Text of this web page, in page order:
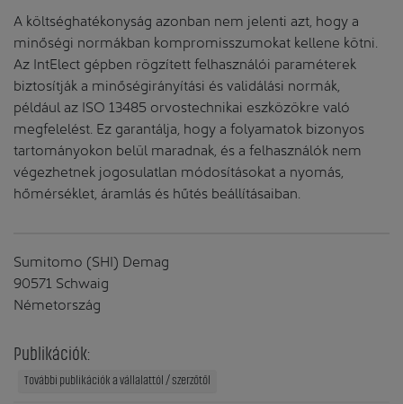
A költséghatékonyság azonban nem jelenti azt, hogy a
minőségi normákban kompromisszumokat kellene kötni.
Az IntElect gépben rögzített felhasználói paraméterek
biztosítják a minőségirányítási és validálási normák,
például az ISO 13485 orvostechnikai eszközökre való
megfelelést. Ez garantálja, hogy a folyamatok bizonyos
tartományokon belül maradnak, és a felhasználók nem
végezhetnek jogosulatlan módosításokat a nyomás,
hőmérséklet, áramlás és hűtés beállításaiban.
Sumitomo (SHI) Demag
90571 Schwaig
Németország
Publikációk:
További publikációk a vállalattól / szerzőtől